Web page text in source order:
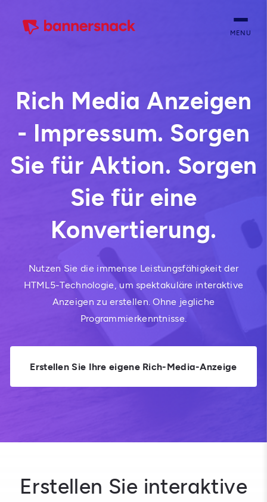
MENU
Rich Media Anzeigen
- Impressum. Sorgen
Sie für Aktion. Sorgen
Sie für eine
Konvertierung.
Nutzen Sie die immense Leistungsfähigkeit der
HTML5-Technologie, um spektakuläre interaktive
Anzeigen zu erstellen. Ohne jegliche
Programmierkenntnisse.
Erstellen Sie Ihre eigene Rich-Media-Anzeige
Erstellen Sie interaktive